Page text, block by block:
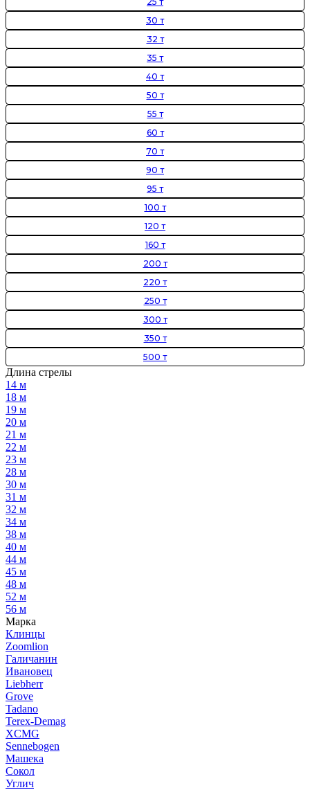
30 т
32 т
35 т
40 т
50 т
55 т
60 т
70 т
90 т
95 т
100 т
120 т
160 т
200 т
220 т
250 т
300 т
350 т
500 т
Длина стрелы
14 м
18 м
19 м
20 м
21 м
22 м
23 м
28 м
30 м
31 м
32 м
34 м
38 м
40 м
44 м
45 м
48 м
52 м
56 м
Марка
Клинцы
Zoomlion
Галичанин
Ивановец
Liebherr
Grove
Tadano
Terex-Demag
XCMG
Sennebogen
Машека
Сокол
Углич